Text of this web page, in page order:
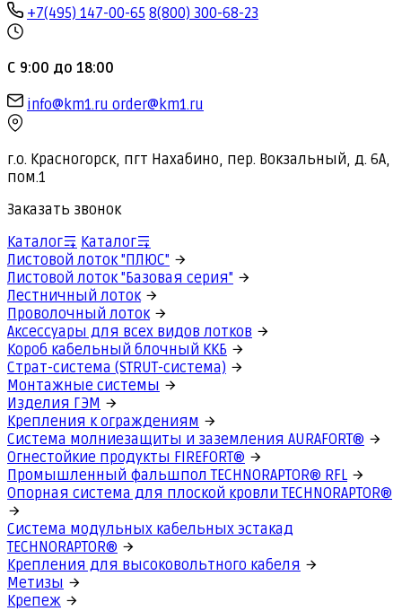
+7(495) 147-00-65 8(800) 300-68-23
С 9:00 до 18:00
info@km1.ru order@km1.ru
г.о. Красногорск, пгт Нахабино, пер. Вокзальный, д. 6А,
пом.1
Заказать звонок
Каталог
Каталог
Листовой лоток "ПЛЮС"
Листовой лоток "Базовая серия"
Лестничный лоток
Проволочный лоток
Аксессуары для всех видов лотков
Короб кабельный блочный ККБ
Страт-система (STRUT-система)
Монтажные системы
Изделия ГЭМ
Крепления к ограждениям
Система молниезащиты и заземления AURAFORT®
Огнестойкие продукты FIREFORT®
Промышленный фальшпол TECHNORAPTOR® RFL
Опорная система для плоской кровли TECHNORAPTOR®
Система модульных кабельных эстакад
TECHNORAPTOR®
Крепления для высоковольтного кабеля
Метизы
Крепеж